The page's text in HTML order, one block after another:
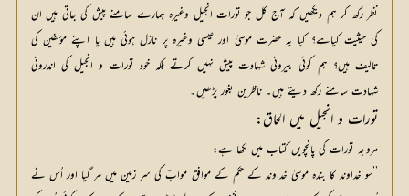
نظر رکھ کر ہم دیکھیں کہ آج کل جو تورات انجیل وغیرہ ہمارے سامنے پیش کی جاتی ہیں ان
کی حیثیت کیاہے؟ کیا یہ حضرت موسیٰ اور عیسی وغیرہ پر نازل ہوئی ہیں یا اپنے مؤلفین کی
تالیف ہیں؟ ہم کوئی بیرونی شہادت پیش نہیں کرتے بلکہ خود تورات و انجیل کی اندرونی
شہادت سامنے رکھ دیتے ہیں۔ ناظرین بغور پڑھیں۔
تورات و انجیل میں الحاق:
مروجہ تورات کی پانچویں کتاب میں لکھا ہے:
’’سو خداوند کا بندہ موسیٰ خداوند کے حکم کے موافق موابؔ کی سر زمین میں مر گیا اور اُس نے